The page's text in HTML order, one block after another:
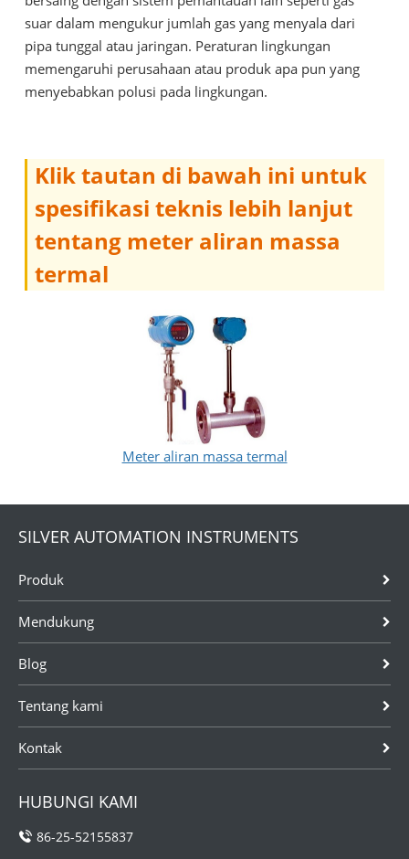
suar dalam mengukur jumlah gas yang menyala dari
pipa tunggal atau jaringan. Peraturan lingkungan
memengaruhi perusahaan atau produk apa pun yang
menyebabkan polusi pada lingkungan.
Klik tautan di bawah ini untuk
spesifikasi teknis lebih lanjut
tentang meter aliran massa
termal
Meter aliran massa termal
SILVER AUTOMATION INSTRUMENTS
Produk
Mendukung
Blog
Tentang kami
Kontak
HUBUNGI KAMI
86-25-52155837